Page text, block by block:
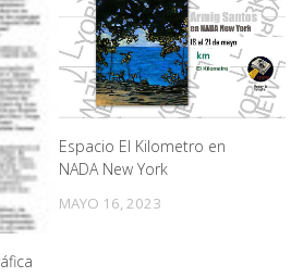
Espacio El Kilometro en
NADA New York
MAYO 16, 2023